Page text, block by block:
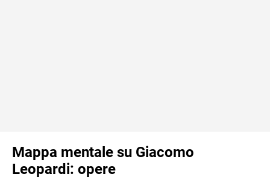
Mappa mentale su Giacomo
Leopardi: opere